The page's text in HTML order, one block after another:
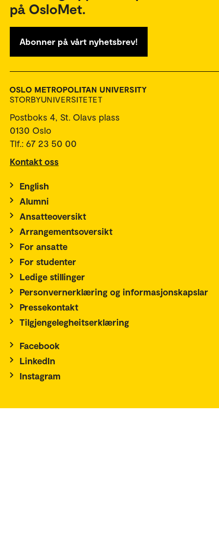
på OsloMet.
Abonner på vårt nyhetsbrev!
Postboks 4, St. Olavs plass
0130 Oslo
Tlf.: 67 23 50 00
Kontakt oss
English
Alumni
Ansatteoversikt
Arrangementsoversikt
For ansatte
For studenter
Ledige stillinger
Personvernerklæring og informasjonskapslar
Pressekontakt
Tilgjengelegheitserklæring
Facebook
LinkedIn
Instagram